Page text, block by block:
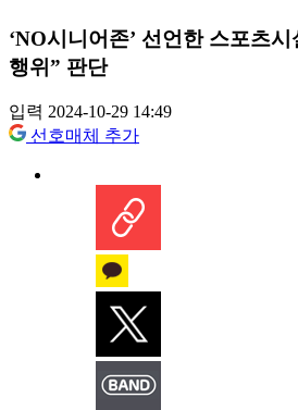
‘NO시니어존’ 선언한 스포츠
행위” 판단
입력 2024-10-29 14:49
선호매체 추가